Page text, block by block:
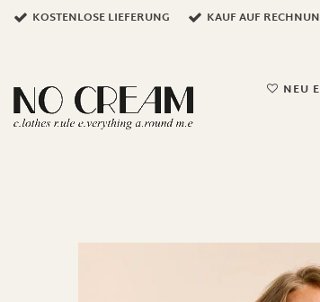
KOSTENLOSE LIEFERUNG KAUF AUF
NEU